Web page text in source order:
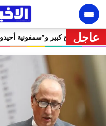
عاجل
الدولي يختتم دورته الثامنة